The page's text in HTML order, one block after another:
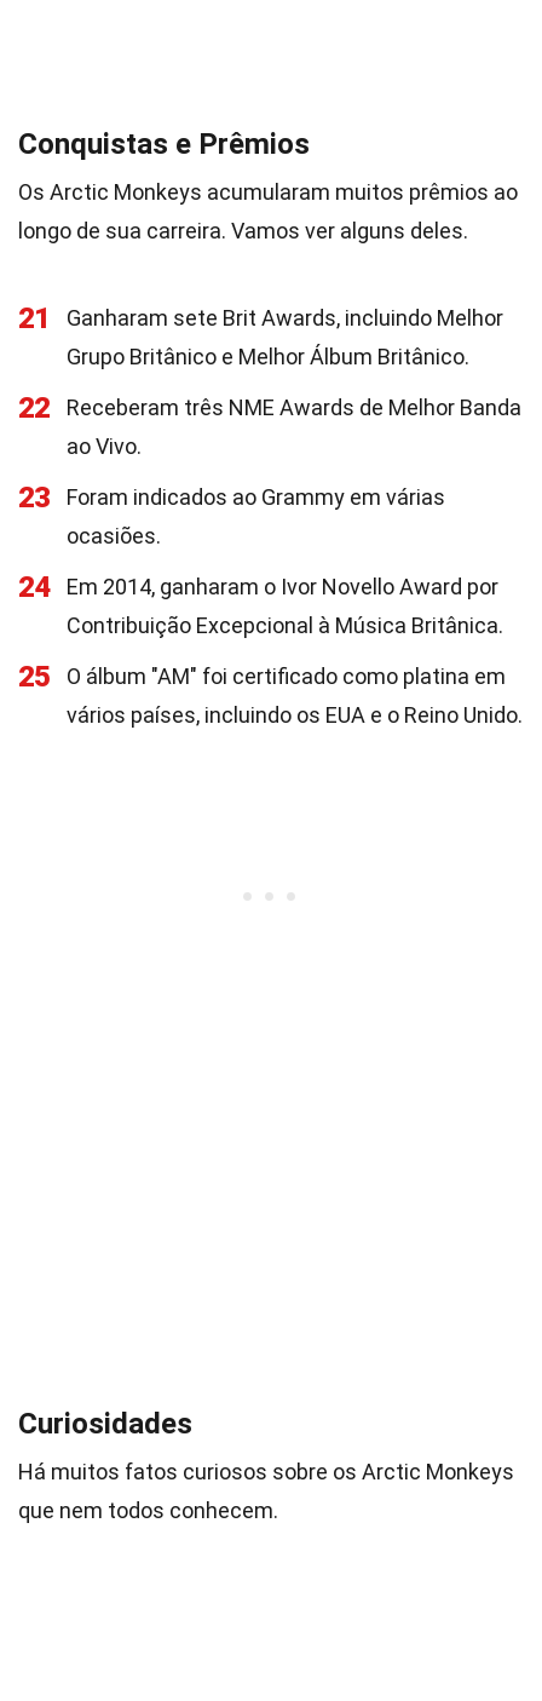
Conquistas e Prêmios
Os Arctic Monkeys acumularam muitos prêmios ao
longo de sua carreira. Vamos ver alguns deles.
21
Ganharam sete Brit Awards, incluindo Melhor
Grupo Britânico e Melhor Álbum Britânico.
22
Receberam três NME Awards de Melhor Banda
ao Vivo.
23
Foram indicados ao Grammy em várias
ocasiões.
24
Em 2014, ganharam o Ivor Novello Award por
Contribuição Excepcional à Música Britânica.
25
O álbum "AM" foi certificado como platina em
vários países, incluindo os EUA e o Reino Unido.
Curiosidades
Há muitos fatos curiosos sobre os Arctic Monkeys
que nem todos conhecem.